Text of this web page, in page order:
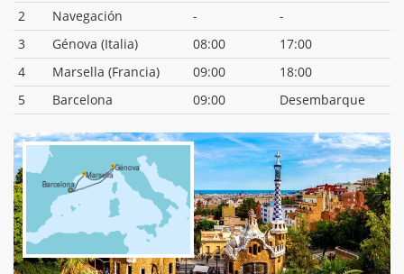
2 Navegación -
-
3
Génova (Italia) 08:00
17:00
4
Marsella (Francia) 09:00
18:00
5
Barcelona 09:00 Desembarque